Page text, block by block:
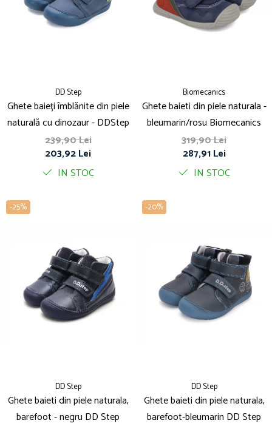
DD Step
Ghete baieți îmblănite din piele
naturală cu dinozaur - DDStep
239,90 Lei
203,92 Lei
IN STOC
Biomecanics
Ghete baieti din piele naturala -
bleumarin/rosu Biomecanics
319,90 Lei
287,91 Lei
IN STOC
-25%
DD Step
Ghete baieti din piele naturala,
barefoot - negru DD Step
-20%
DD Step
Ghete baieti din piele naturala,
barefoot-bleumarin DD Step